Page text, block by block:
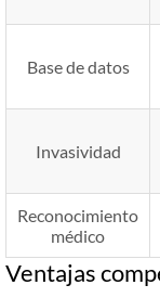
Base de datos
Invasividad
Reconocimiento
médico
Ventajas